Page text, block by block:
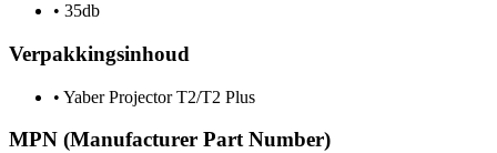
• 35db
Verpakkingsinhoud
• Yaber Projector T2/T2 Plus
MPN (Manufacturer Part Number)